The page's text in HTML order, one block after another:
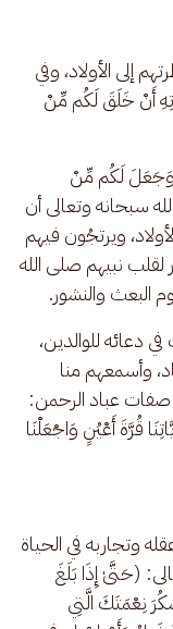
إلى الأولاد، وفي
أَنْ خَلَقَ لَكُم مِّنْ
وَجَعَلَ لَكُم مِّنْ
ثم أخبر الله سبحانه وتعالى أن
ويرتجُون فيهم
نبيهم صلى الله
البعث والنشور.
دعائه للوالدين،
وأسمعهم منا
صفات عباد الرحمن:
قُرَّةَ أَعْيُنٍ وَاجْعَلْنَا
وتجاربه في الحياة
(حَتَّىٰ إِذَا بَلَغَ
نِعْمَتَكَ الَّتِي